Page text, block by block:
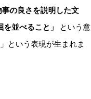
事の良さを説明した文
を並べること」 という意
という表現が生まれま